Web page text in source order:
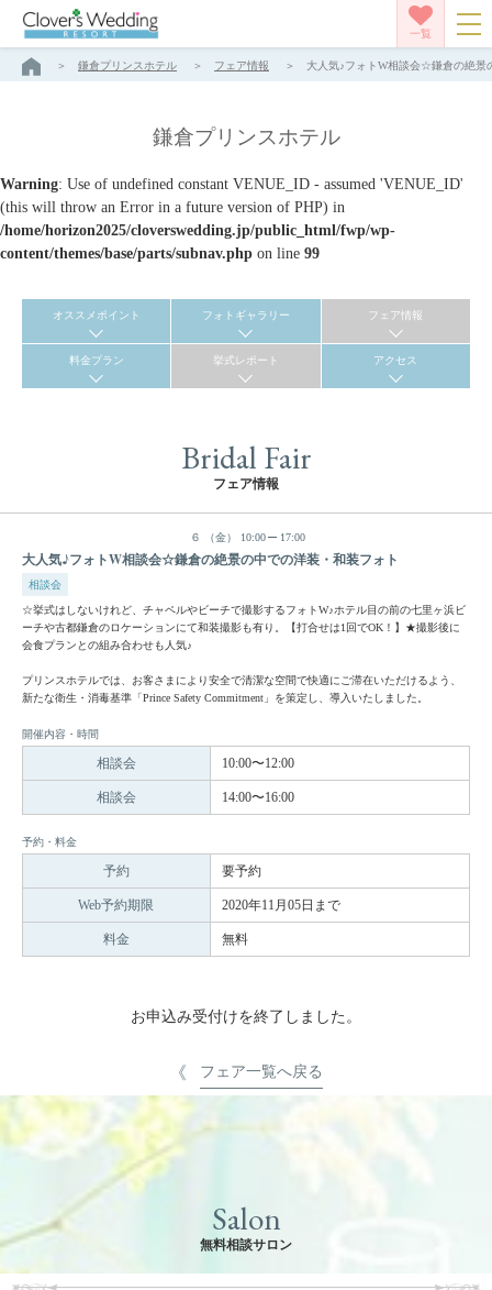
一覧
鎌倉プリンスホテル フェア情報 大人気♪フォトW相談会☆鎌倉の絶景
鎌倉プリンスホテル
Warning: Use of undefined constant VENUE_ID - assumed 'VENUE_ID'
(this will throw an Error in a future version of PHP) in
/home/horizon2025/cloverswedding.jp/public_html/fwp/wp-
content/themes/base/parts/subnav.php on line 99
オススメポイント フォトギャラリー フェア情報
料金プラン 挙式レポート アクセス
Bridal Fair
フェア情報
６ （金） 10:00 17:00
大人気♪フォトW相談会☆鎌倉の絶景の中での洋装・和装フォト
相談会
☆挙式はしないけれど、チャペルやビーチで撮影するフォトW♪ホテル目の前の七里ヶ浜ビ
ーチや古都鎌倉のロケーションにて和装撮影も有り。【打合せは1回でOK！】★撮影後に
会食プランとの組み合わせも人気♪
プリンスホテルでは、お客さまにより安全で清潔な空間で快適にご滞在いただけるよう、
新たな衛生・消毒基準「Prince Safety Commitment」を策定し、導入いたしました。
開催内容・時間
相談会 10:00〜12:00
相談会 14:00〜16:00
予約・料金
予約 要予約
Web予約期限 2020年11月05日まで
料金 無料
お申込み受付けを終了しました。
フェア一覧へ戻る
Salon
無料相談サロン